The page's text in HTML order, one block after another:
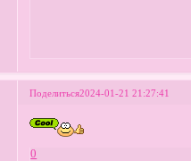
Поделиться2024-01-21 21:27:41
0